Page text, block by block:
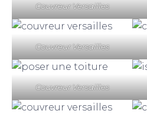
Couvreur Versailles
Couvreur Versailles
Couvreur Versailles